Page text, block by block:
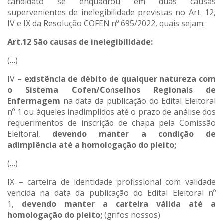
supervenientes de inelegibilidade previstas no Art. 12,
IV e IX da Resolução COFEN nº 695/2022, quais sejam:
Art.12 São causas de inelegibilidade:
(…)
IV – existência de débito de qualquer natureza com
o Sistema Cofen/Conselhos Regionais de
Enfermagem na data da publicação do Edital Eleitoral
nº 1 ou àqueles inadimplidos até o prazo de análise dos
requerimentos de inscrição de chapa pela Comissão
Eleitoral, devendo manter a condição de
adimplência até a homologação do pleito;
(…)
IX – carteira de identidade profissional com validade
vencida na data da publicação do Edital Eleitoral nº
1, devendo manter a carteira válida até a
homologação do pleito;(grifos nossos)